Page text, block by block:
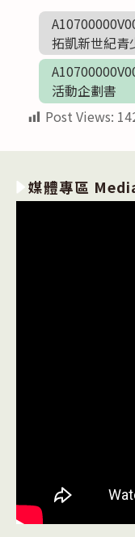
拓凱新世紀青
活動企劃書
Post Views:
媒體專區